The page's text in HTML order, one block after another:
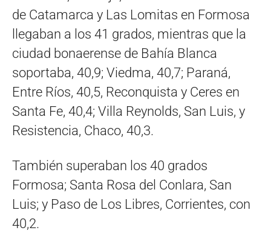
de Catamarca y Las Lomitas en Formosa
llegaban a los 41 grados, mientras que la
ciudad bonaerense de Bahía Blanca
soportaba, 40,9; Viedma, 40,7; Paraná,
Entre Ríos, 40,5, Reconquista y Ceres en
Santa Fe, 40,4; Villa Reynolds, San Luis, y
Resistencia, Chaco, 40,3.
También superaban los 40 grados
Formosa; Santa Rosa del Conlara, San
Luis; y Paso de Los Libres, Corrientes, con
40,2.